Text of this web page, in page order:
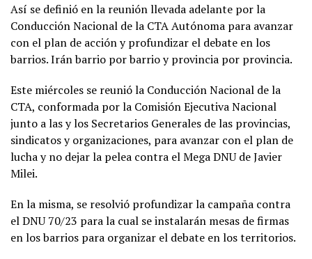
Así se definió en la reunión llevada adelante por la
Conducción Nacional de la CTA Autónoma para avanzar
con el plan de acción y profundizar el debate en los
barrios. Irán barrio por barrio y provincia por provincia.
Este miércoles se reunió la Conducción Nacional de la
CTA, conformada por la Comisión Ejecutiva Nacional
junto a las y los Secretarios Generales de las provincias,
sindicatos y organizaciones, para avanzar con el plan de
lucha y no dejar la pelea contra el Mega DNU de Javier
Milei.
En la misma, se resolvió profundizar la campaña contra
el DNU 70/23 para la cual se instalarán mesas de firmas
en los barrios para organizar el debate en los territorios.